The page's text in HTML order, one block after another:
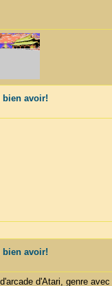
bien avoir!
bien avoir!
d'Atari, genre